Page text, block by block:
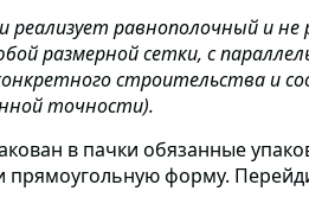
реализует равнополочный и
размерной сетки, с
строительства и
точности).
в пачки обязанные
прямоугольную форму.